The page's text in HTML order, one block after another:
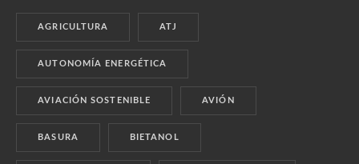
AGRICULTURA ATJ
AUTONOMÍA ENERGÉTICA
AVIACIÓN SOSTENIBLE AVIÓN
BASURA BIETANOL